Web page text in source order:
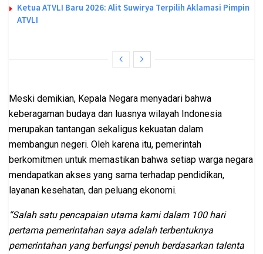
Ketua ATVLI Baru 2026: Alit Suwirya Terpilih Aklamasi Pimpin
ATVLI
Meski demikian, Kepala Negara menyadari bahwa
keberagaman budaya dan luasnya wilayah Indonesia
merupakan tantangan sekaligus kekuatan dalam
membangun negeri. Oleh karena itu, pemerintah
berkomitmen untuk memastikan bahwa setiap warga negara
mendapatkan akses yang sama terhadap pendidikan,
layanan kesehatan, dan peluang ekonomi.
“Salah satu pencapaian utama kami dalam 100 hari
pertama pemerintahan saya adalah terbentuknya
pemerintahan yang berfungsi penuh berdasarkan talenta